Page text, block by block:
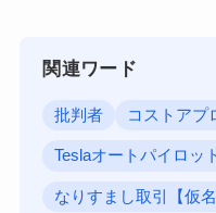
関連ワード
批判者 コストアプ
Teslaオートパイロッ
なりすまし取引【仮名